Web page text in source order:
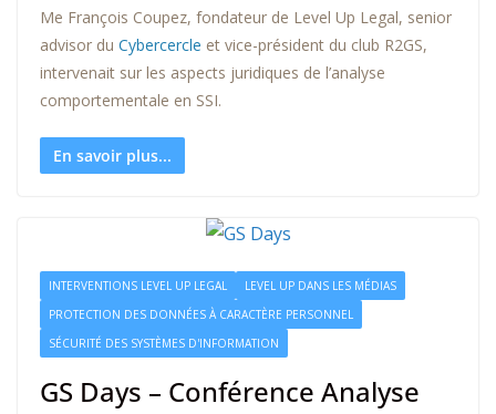
Me François Coupez, fondateur de Level Up Legal, senior
advisor du Cybercercle et vice-président du club R2GS,
intervenait sur les aspects juridiques de l’analyse
comportementale en SSI.
En savoir plus...
INTERVENTIONS LEVEL UP LEGAL
LEVEL UP DANS LES MÉDIAS
PROTECTION DES DONNÉES À CARACTÈRE PERSONNEL
SÉCURITÉ DES SYSTÈMES D'INFORMATION
GS Days – Conférence Analyse